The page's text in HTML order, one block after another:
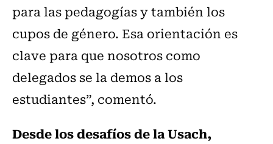
para las pedagogías y también los
cupos de género. Esa orientación es
clave para que nosotros como
delegados se la demos a los
estudiantes”, comentó.
Desde los desafíos de la Usach,